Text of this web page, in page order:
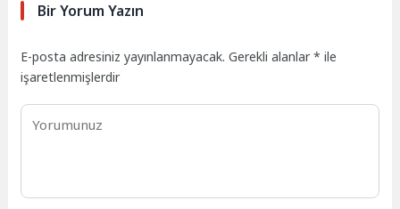
Bir Yorum Yazın
E-posta adresiniz yayınlanmayacak. Gerekli alanlar* ile
işaretlenmişlerdir